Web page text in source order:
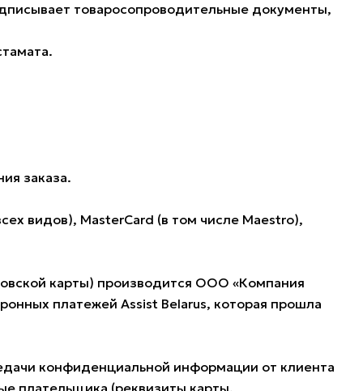
товаросопроводительные документы,
заказа.
видов), MasterCard (в том числе Maestro),
карты) производится ООО «Компания
платежей Assist Belarus, которая прошла
конфиденциальной информации от клиента